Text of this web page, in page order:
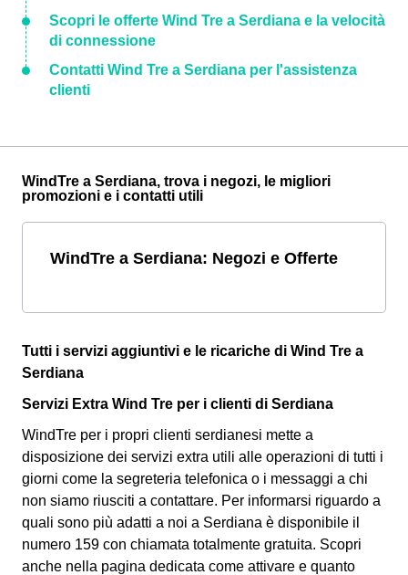
Scopri le offerte Wind Tre a Serdiana e la velocità
di connessione
Contatti Wind Tre a Serdiana per l'assistenza
clienti
WindTre a Serdiana, trova i negozi, le migliori
promozioni e i contatti utili
WindTre a Serdiana: Negozi e Offerte
Tutti i servizi aggiuntivi e le ricariche di Wind Tre a
Serdiana
Servizi Extra Wind Tre per i clienti di Serdiana
WindTre per i propri clienti serdianesi mette a
disposizione dei servizi extra utili alle operazioni di tutti i
giorni come la segreteria telefonica o i messaggi a chi
non siamo riusciti a contattare. Per informarsi riguardo a
quali sono più adatti a noi a Serdiana è disponibile il
numero 159 con chiamata totalmente gratuita. Scopri
anche nella pagina dedicata come attivare e quanto